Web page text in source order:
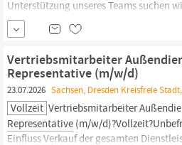
Unterstützung unseres Teams suchen
Zeitpunkt eine/n
Extremitäten für das Vertriebsgebiet
Vertriebsmitarbeiter
Representative (m/w/d)
23.07.2026 Sachsen, Dresden Kreisfreie
Vollzeit Vertriebsmitarbeiter
Representative (m/w/
Einfluss Verkauf der gesamten